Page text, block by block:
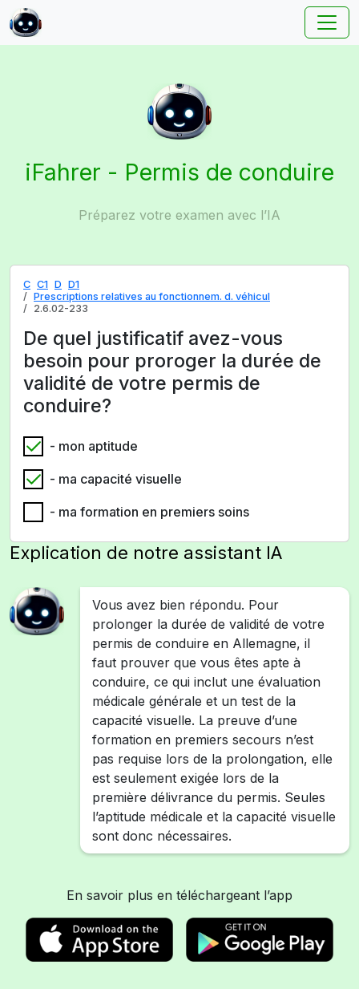
iFahrer - Permis de conduire
Préparez votre examen avec l’IA
C C1 D D1
Prescriptions relatives au fonctionnem. d. véhicul
2.6.02-233
De quel justificatif avez-vous
besoin pour proroger la durée de
validité de votre permis de
conduire?
- mon aptitude
- ma capacité visuelle
- ma formation en premiers soins
Explication de notre assistant IA
Vous avez bien répondu. Pour
prolonger la durée de validité de votre
permis de conduire en Allemagne, il
faut prouver que vous êtes apte à
conduire, ce qui inclut une évaluation
médicale générale et un test de la
capacité visuelle. La preuve d’une
formation en premiers secours n’est
pas requise lors de la prolongation, elle
est seulement exigée lors de la
première délivrance du permis. Seules
l’aptitude médicale et la capacité visuelle
sont donc nécessaires.
En savoir plus en téléchargeant l’app